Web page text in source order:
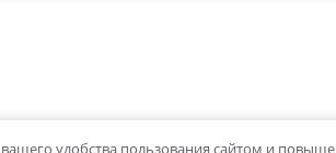
удобства пользования сайтом и